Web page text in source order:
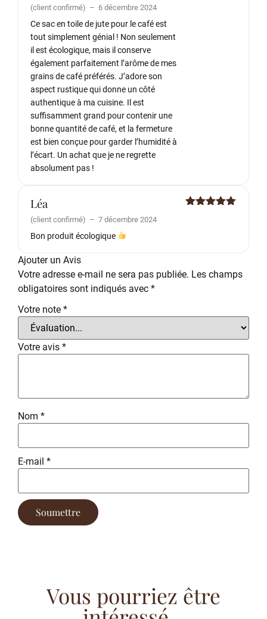
(client confirmé) – 6 décembre 2024
Ce sac en toile de jute pour le café est
tout simplement génial ! Non seulement
il est écologique, mais il conserve
également parfaitement l’arôme de mes
grains de café préférés. J’adore son
aspect rustique qui donne un côté
authentique à ma cuisine. Il est
suffisamment grand pour contenir une
bonne quantité de café, et la fermeture
est bien conçue pour garder l’humidité à
l’écart. Un achat que je ne regrette
absolument pas !
Léa
(client confirmé) – 7 décembre 2024
Bon produit écologique
Ajouter un Avis
Votre adresse e-mail ne sera pas publiée. Les champs
obligatoires sont indiqués avec *
Votre note *
Votre avis *
Nom *
E-mail *
Vous pourriez être